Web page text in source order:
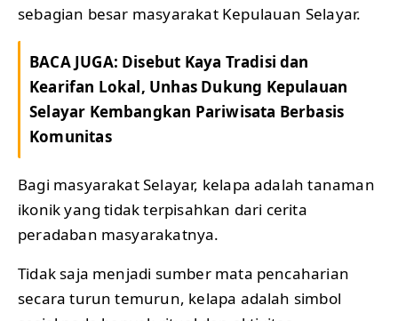
sebagian besar masyarakat Kepulauan Selayar.
BACA JUGA: Disebut Kaya Tradisi dan
Kearifan Lokal, Unhas Dukung Kepulauan
Selayar Kembangkan Pariwisata Berbasis
Komunitas
Bagi masyarakat Selayar, kelapa adalah tanaman
ikonik yang tidak terpisahkan dari cerita
peradaban masyarakatnya.
Tidak saja menjadi sumber mata pencaharian
secara turun temurun, kelapa adalah simbol